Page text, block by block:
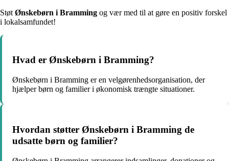
Støt Ønskebørn i Bramming og vær med til at gøre en positiv forskel
i lokalsamfundet!
Hvad er Ønskebørn i Bramming?
Ønskebørn i Bramming er en velgørenhedsorganisation, der
hjælper børn og familier i økonomisk trængte situationer.
Hvordan støtter Ønskebørn i Bramming de
udsatte børn og familier?